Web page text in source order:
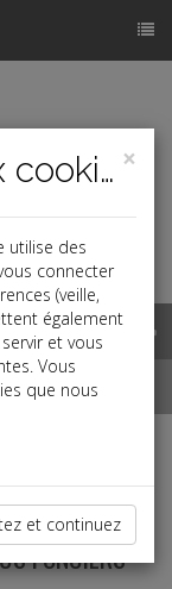
FONCIERS
×
Politique relative aux cookies
utilise des
connecter
(veille,
également
et vous
Vous
que nous
et continuez